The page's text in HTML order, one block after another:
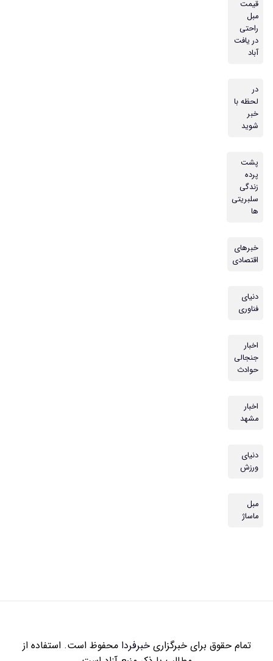
قیمت
مبل
راحتی
در یافت
آباد
در
لحظه با
خبر
شوید
پشت
پرده
زندگی
سلبریتی
ها
خبرهای
اقتصادی
دنیای
فناوری
اخبار
جنجالی
حوادث
اخبار
مشهد
دنیای
ورزش
مبل
ماساژ
تمام حقوق برای خبرگزاریخبرفردامحفوظ است. استفاده از